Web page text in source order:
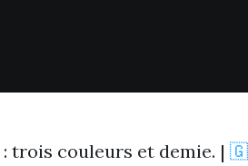
: trois couleurs et demie. |